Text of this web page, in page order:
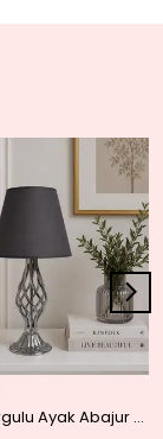
Modern Burgulu Ayak Abajur Füme Renk